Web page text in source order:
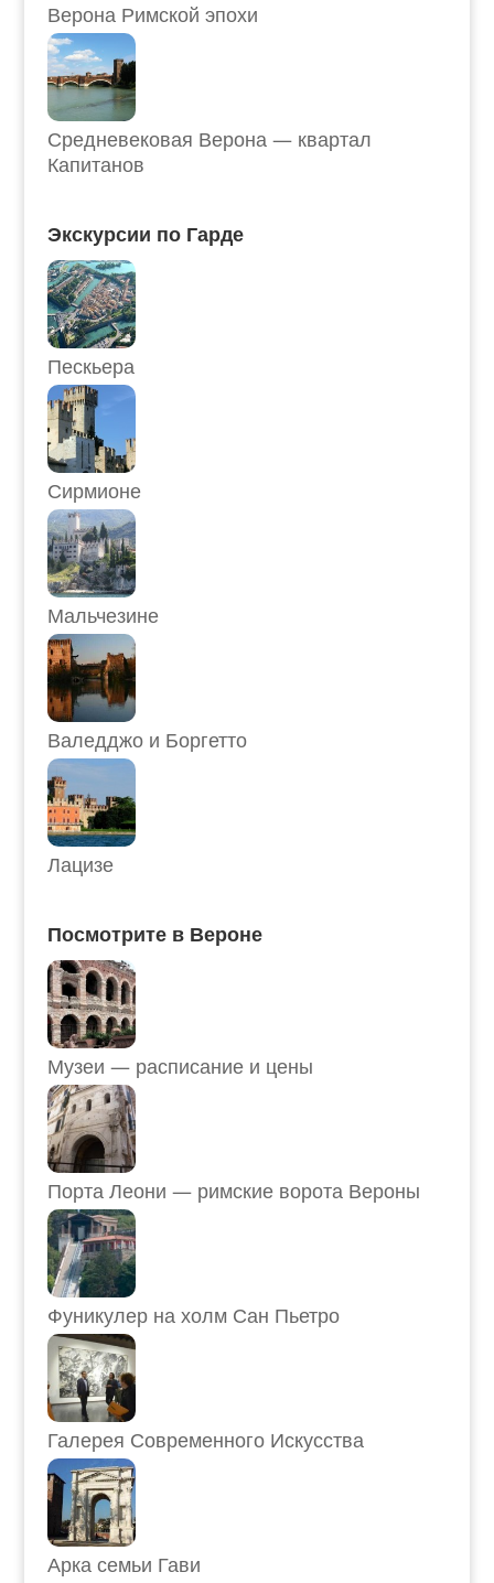
Верона Римской эпохи
Средневековая Верона — квартал
Капитанов
Экскурсии по Гарде
Пескьера
Сирмионе
Мальчезине
Валедджо и Боргетто
Лацизе
Посмотрите в Вероне
Музеи — расписание и цены
Порта Леони — римские ворота Вероны
Фуникулер на холм Сан Пьетро
Галерея Современного Искусства
Арка семьи Гави